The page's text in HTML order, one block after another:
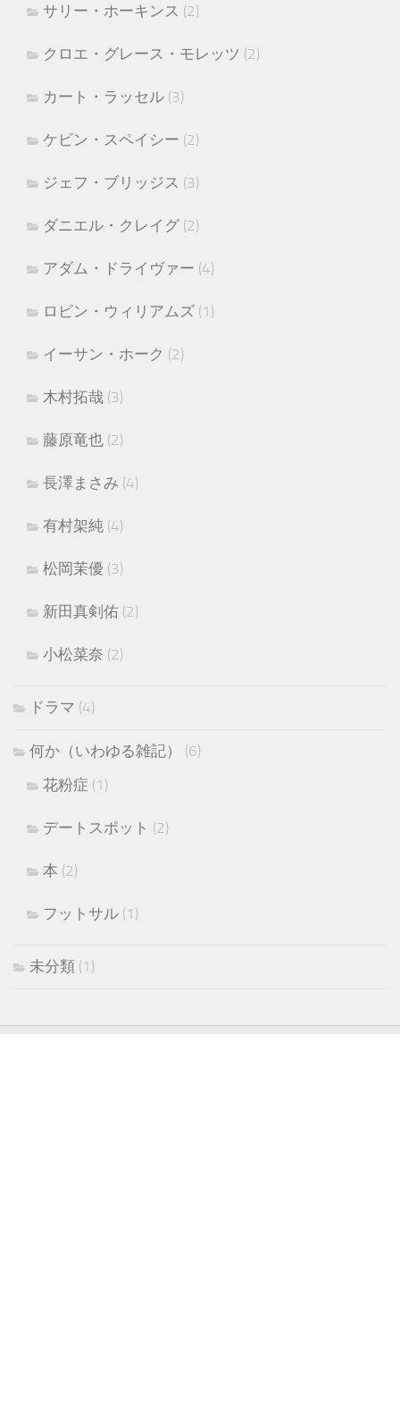
サリー・ホーキンス (2)
クロエ・グレース・モレッツ (2)
カート・ラッセル (3)
ケビン・スペイシー (2)
ジェフ・ブリッジス (3)
ダニエル・クレイグ (2)
アダム・ドライヴァー (4)
ロビン・ウィリアムズ (1)
イーサン・ホーク (2)
木村拓哉 (3)
藤原竜也 (2)
長澤まさみ (4)
有村架純 (4)
松岡茉優 (3)
新田真剣佑 (2)
小松菜奈 (2)
ドラマ (4)
何か（いわゆる雑記）
(6)
花粉症 (1)
デートスポット (2)
本 (2)
フットサル (1)
未分類 (1)